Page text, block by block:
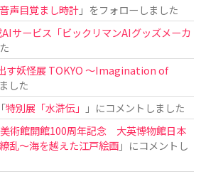
声目覚まし時計」をフォローしました
AIサービス「ビックリマンAIグッズメーカ
す妖怪展 TOKYO 〜Imagination of
した
特別展「水滸伝」
」にコメントしました
術館開館100周年記念 大英博物館日本
乱～海を越えた江戸絵画」にコメントし